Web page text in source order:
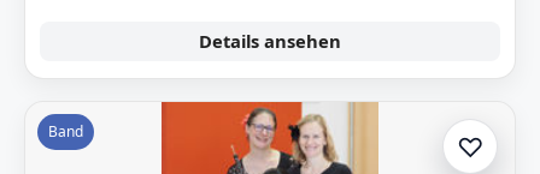
Details ansehen
Band ♡Zur